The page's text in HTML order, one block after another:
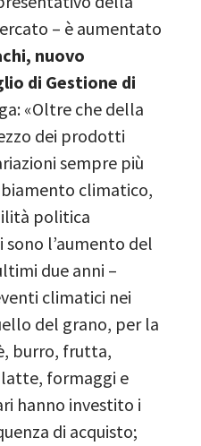
– è aumentato
nuovo
di Gestione di
«Oltre che della
dei prodotti
sempre più
climatico,
politica
l’aumento del
due anni –
climatici nei
del grano, per la
burro, frutta,
formaggi e
hanno investito i
di acquisto;